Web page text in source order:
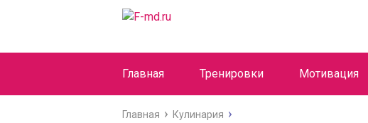
Главная Тренировки Мотивация
Главная Кулинария